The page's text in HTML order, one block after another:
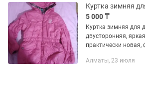
5 000 ₸
Куртка зимняя для
двусторонняя,
практически
Алматы, 23 июля